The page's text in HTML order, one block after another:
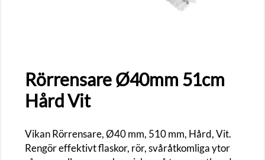
Rörrensare Ø40mm 51cm
Hård Vit
Vikan Rörrensare, Ø40 mm, 510 mm, Hård, Vit.
Rengör effektivt flaskor, rör, svåråtkomliga ytor